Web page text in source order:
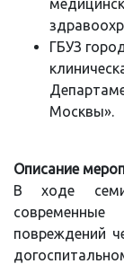
ГБУЗ
Москвы».
Описание
В ходе
повреждений